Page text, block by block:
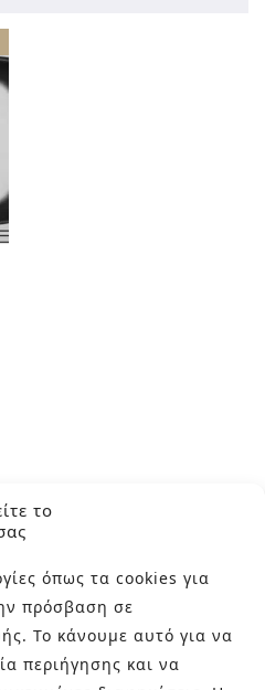
το
όπως τα cookies για
πρόσβαση σε
Το κάνουμε αυτό για να
περιήγησης και να